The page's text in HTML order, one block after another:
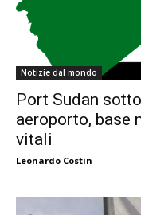
Notizie dal mondo
Port Sudan
aeroporto, base
vitali
Leonardo Costin